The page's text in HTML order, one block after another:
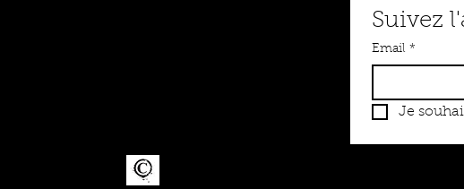
Suivez
Email *
Je